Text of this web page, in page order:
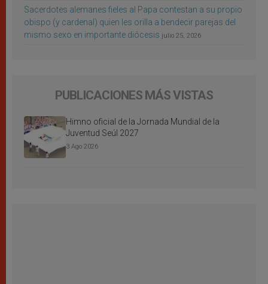
Sacerdotes alemanes fieles al Papa contestan a su propio
obispo (y cardenal) quien les orilla a bendecir parejas del
mismo sexo en importante diócesis julio 25, 2026
PUBLICACIONES MÁS VISTAS
Himno oficial de la Jornada Mundial de la
Juventud Seúl 2027
3 Ago 2026